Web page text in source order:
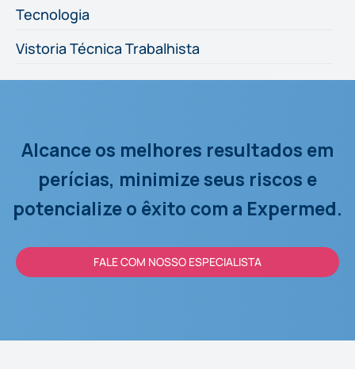
Tecnologia
Vistoria Técnica Trabalhista
Alcance os melhores resultados em
perícias, minimize seus riscos e
potencialize o êxito com a Expermed.
FALE COM NOSSO ESPECIALISTA